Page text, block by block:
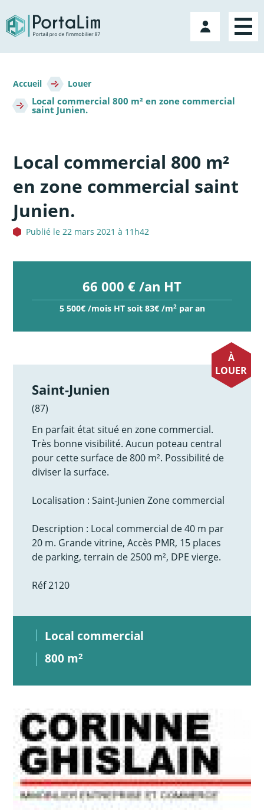
directement
au
contenu
Mon
compte
d'Ariane
Accueil Louer
Local commercial 800 m² en zone commercial
saint Junien.
Local commercial 800 m²
en zone commercial saint
Junien.
Publié le 22 mars 2021 à 11h42
66 000 € /an HT
5 500€ /mois HT soit 83€ /m2par an
À
LOUER
Saint-Junien
(87)
En parfait état situé en zone commercial.
Très bonne visibilité. Aucun poteau central
pour cette surface de 800 m². Possibilité de
diviser la surface.
Localisation : Saint-Junien Zone commercial
Description : Local commercial de 40 m par
20 m. Grande vitrine, Accès PMR, 15 places
de parking, terrain de 2500 m², DPE vierge.
Réf 2120
Local commercial
800 m2